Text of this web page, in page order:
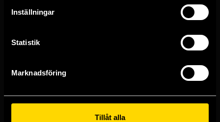
Inställningar
Statistik
Marknadsföring
Tillåt alla
Butiker & kundtjänst
Västerlånggatan 48
Göteborgsbutiken
Kungsgatan 19
Malmöbutiken